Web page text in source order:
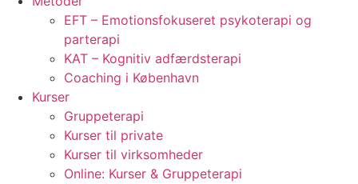
EFT – Emotionsfokuseret psykoterapi og
parterapi
KAT – Kognitiv adfærdsterapi
Coaching i København
Kurser
Gruppeterapi
Kurser til private
Kurser til virksomheder
Online: Kurser & Gruppeterapi